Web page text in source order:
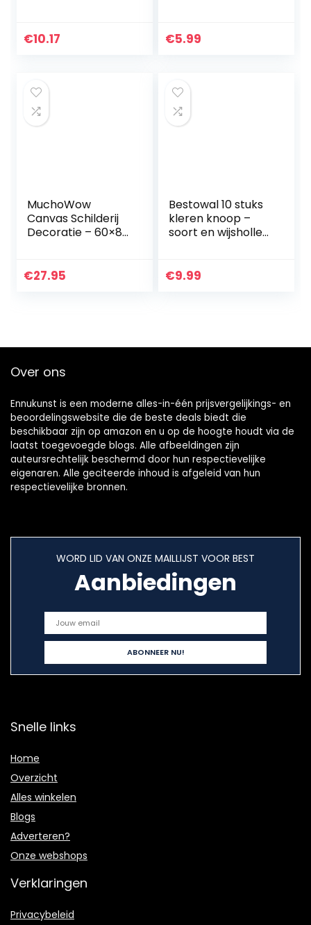
houten handvat
€10.17 €5.99
MuchoWow
Canvas Schilderij
Decoratie – 60×80
Johannes
€27.95
Bestowal 10 stuks
kleren knoop –
soort en wijsholle
gevormde
€9.99
Over ons
Ennukunst is een moderne alles-in-één prijsvergelijkings- en
beoordelingswebsite die de beste deals biedt die
beschikbaar zijn op amazon en u op de hoogte houdt via de
laatst toegevoegde blogs. Alle afbeeldingen zijn
auteursrechtelijk beschermd door hun respectievelijke
eigenaren. Alle geciteerde inhoud is afgeleid van hun
respectievelijke bronnen.
WORD LID VAN ONZE MAILLIJST VOOR BEST
Aanbiedingen
Snelle links
Home
Overzicht
Alles winkelen
Blogs
Adverteren?
Onze webshops
Verklaringen
Privacybeleid